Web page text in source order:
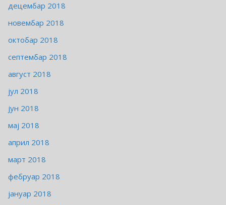
децембар 2018
новембар 2018
октобар 2018
септембар 2018
август 2018
јул 2018
јун 2018
мај 2018
април 2018
март 2018
фебруар 2018
јануар 2018